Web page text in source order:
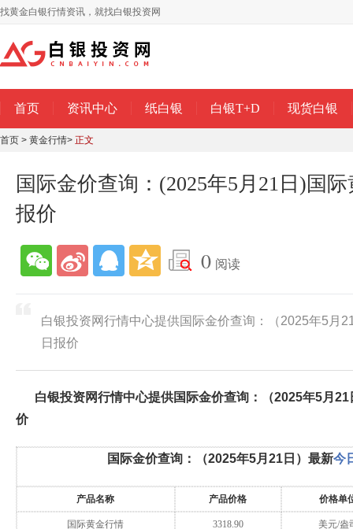
找黄金白银行情资讯，就找白银投资网
首页 资讯中心 纸白银 白银T+D 现货白银
首页 > 黄金行情> 正文
国际金价查询：(2025年5月21日)国
报价
0 阅读
白银投资网行情中心提供国际金价查询：（2025年5月
日报价
白银投资网行情中心提供国际金价查询：（2025年5月21
价
国际金价查询：（2025年5月21日 ）最新今
产品名称 产品价格 价格单
国际黄金行情 3318.90 美元/盎